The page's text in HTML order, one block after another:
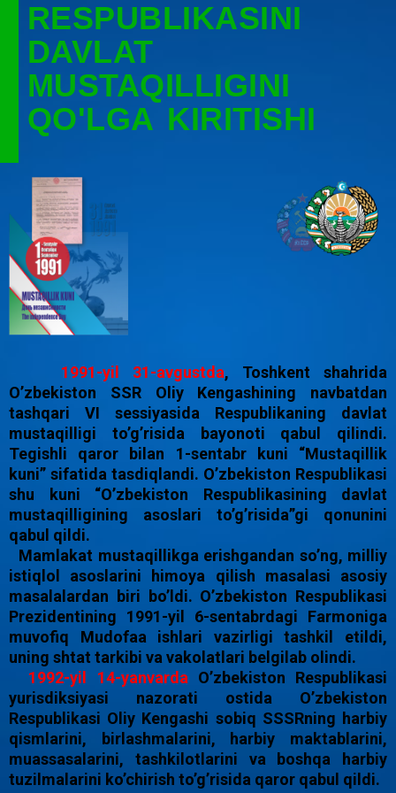
RESPUBLIKASINI
DAVLAT
MUSTAQILLIGINI
QO'LGA KIRITISHI
1991-yil 31-avgustda, Toshkent shahrida
O’zbekiston SSR Oliy Kengashining navbatdan
tashqari VI sessiyasida Respublikaning davlat
mustaqilligi to’g’risida bayonoti qabul qilindi.
Tegishli qaror bilan 1-sentabr kuni “Mustaqillik
kuni” sifatida tasdiqlandi. O’zbekiston Respublikasi
shu kuni “O’zbekiston Respublikasining davlat
mustaqilligining asoslari to’g’risida”gi qonunini
qabul qildi.
Mamlakat mustaqillikga erishgandan so’ng, milliy
istiqlol asoslarini himoya qilish masalasi asosiy
masalalardan biri bo’ldi. O’zbekiston Respublikasi
Prezidentining 1991-yil 6-sentabrdagi Farmoniga
muvofiq Mudofaa ishlari vazirligi tashkil etildi,
uning shtat tarkibi va vakolatlari belgilab olindi.
1992-yil 14-yanvarda O’zbekiston Respublikasi
yurisdiksiyasi nazorati ostida O’zbekiston
Respublikasi Oliy Kengashi sobiq SSSRning harbiy
qismlarini, birlashmalarini, harbiy maktablarini,
muassasalarini, tashkilotlarini va boshqa harbiy
tuzilmalarini ko’chirish to’g’risida qaror qabul qildi.